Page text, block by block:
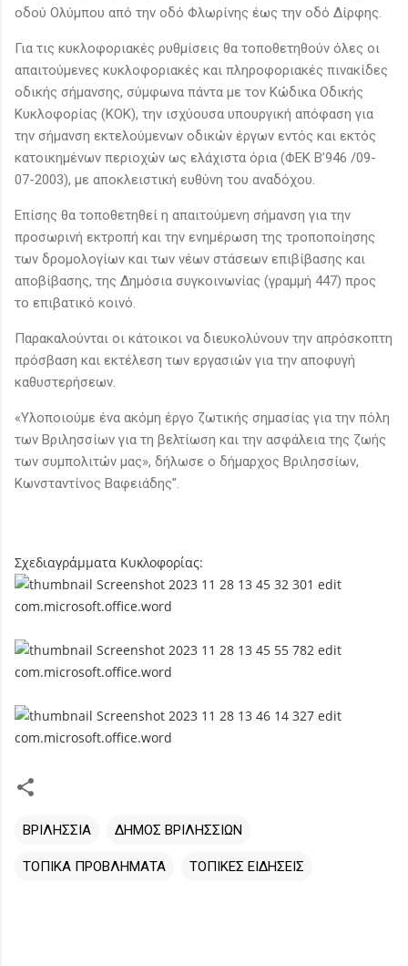
οδού Ολύμπου από την οδό Φλωρίνης έως την οδό Δίρφης.
Για τις κυκλοφοριακές ρυθμίσεις θα τοποθετηθούν όλες οι
απαιτούμενες κυκλοφοριακές και πληροφοριακές πινακίδες
οδικής σήμανσης, σύμφωνα πάντα με τον Κώδικα Οδικής
Κυκλοφορίας (ΚΟΚ), την ισχύουσα υπουργική απόφαση για
την σήμανση εκτελούμενων οδικών έργων εντός και εκτός
κατοικημένων περιοχών ως ελάχιστα όρια (ΦΕΚ Β’946 /09-
07-2003), με αποκλειστική ευθύνη του αναδόχου.
Επίσης θα τοποθετηθεί η απαιτούμενη σήμανση για την
προσωρινή εκτροπή και την ενημέρωση της τροποποίησης
των δρομολογίων και των νέων στάσεων επιβίβασης και
αποβίβασης, της Δημόσια συγκοινωνίας (γραμμή 447) προς
το επιβατικό κοινό.
Παρακαλούνται οι κάτοικοι να διευκολύνουν την απρόσκοπτη
πρόσβαση και εκτέλεση των εργασιών για την αποφυγή
καθυστερήσεων.
«Υλοποιούμε ένα ακόμη έργο ζωτικής σημασίας για την πόλη
των Βριλησσίων για τη βελτίωση και την ασφάλεια της ζωής
των συμπολιτών μας», δήλωσε ο δήμαρχος Βριλησσίων,
Κωνσταντίνος Βαφειάδης".
Σχεδιαγράμματα Κυκλοφορίας:
ΒΡΙΛΗΣΣΙΑ ΔΗΜΟΣ ΒΡΙΛΗΣΣΙΩΝ
ΤΟΠΙΚΑ ΠΡΟΒΛΗΜΑΤΑ ΤΟΠΙΚΕΣ ΕΙΔΗΣΕΙΣ